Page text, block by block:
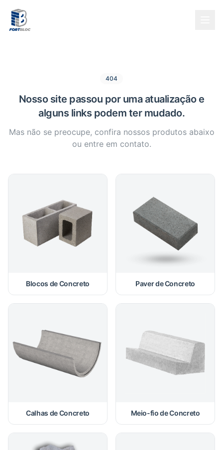
404
Nosso site passou por uma atualização e
alguns links podem ter mudado.
Mas não se preocupe, confira nossos produtos abaixo
ou entre em contato.
Blocos de Concreto Paver de Concreto
Calhas de Concreto Meio-fio de Concreto